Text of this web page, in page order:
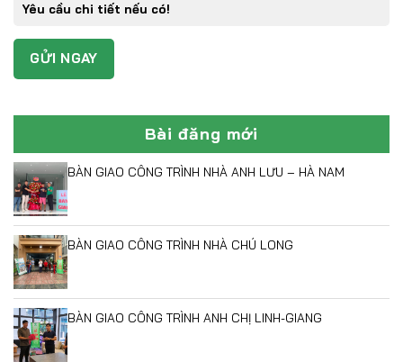
Bài đăng mới
BÀN GIAO CÔNG TRÌNH NHÀ ANH LƯU – HÀ NAM
BÀN GIAO CÔNG TRÌNH NHÀ CHÚ LONG
BÀN GIAO CÔNG TRÌNH ANH CHỊ LINH-GIANG